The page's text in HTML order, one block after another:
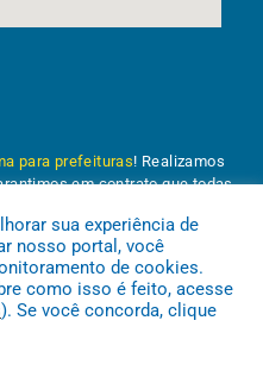
para prefeituras! Realizamos
em contrato que todas
Pública
sua experiência de
nosso portal, você
de cookies.
como isso é feito, acesse
). Se você concorda, clique